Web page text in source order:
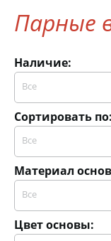
Парные
Наличие:
Все
Сортировать по:
Все
Материал
Все
Цвет основы: